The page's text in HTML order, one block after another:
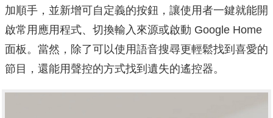
加順手，並新增可自定義的按鈕，讓使用者一鍵就能開
啟常用應用程式、切換輸入來源或啟動 Google Home
面板。當然，除了可以使用語音搜尋更輕鬆找到喜愛的
節目，還能用聲控的方式找到遺失的遙控器。